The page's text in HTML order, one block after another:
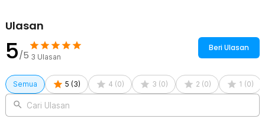
Ulasan
5/5 3 Ulasan
Beri Ulasan
Semua 5 (3) 4 (0) 3 (0) 2 (0) 1 (0)
Cari Ulasan